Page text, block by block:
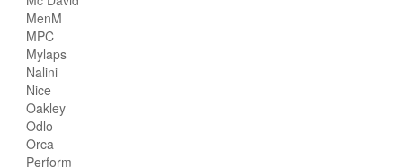
MenM
MPC
Mylaps
Nalini
Nice
Oakley
Odlo
Orca
Perform